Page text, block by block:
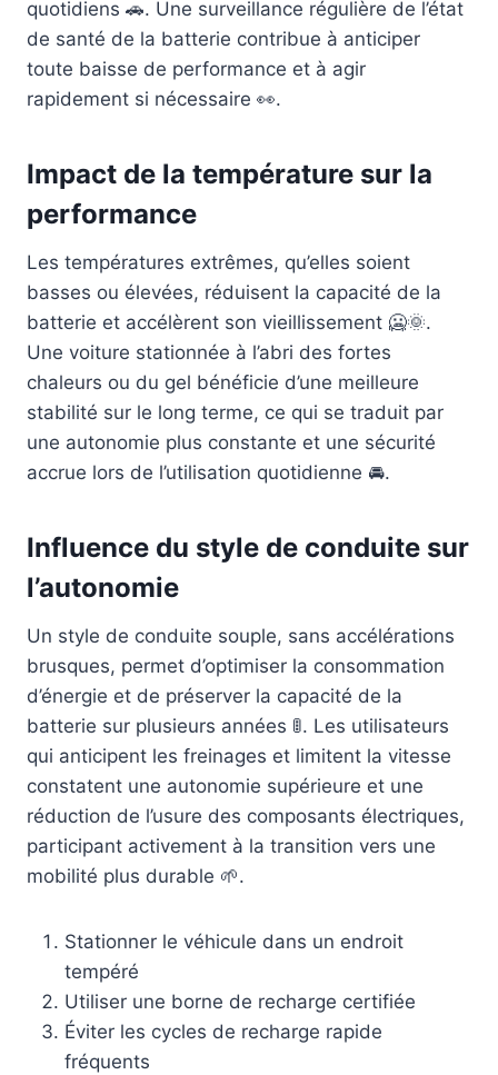
quotidiens 🚗. Une surveillance régulière de l’état
de santé de la batterie contribue à anticiper
toute baisse de performance et à agir
rapidement si nécessaire 👀.
Impact de la température sur la
performance
Les températures extrêmes, qu’elles soient
basses ou élevées, réduisent la capacité de la
batterie et accélèrent son vieillissement 🥶🌞.
Une voiture stationnée à l’abri des fortes
chaleurs ou du gel bénéficie d’une meilleure
stabilité sur le long terme, ce qui se traduit par
une autonomie plus constante et une sécurité
accrue lors de l’utilisation quotidienne 🚘.
Influence du style de conduite sur
l’autonomie
Un style de conduite souple, sans accélérations
brusques, permet d’optimiser la consommation
d’énergie et de préserver la capacité de la
batterie sur plusieurs années 🚦. Les utilisateurs
qui anticipent les freinages et limitent la vitesse
constatent une autonomie supérieure et une
réduction de l’usure des composants électriques,
participant activement à la transition vers une
mobilité plus durable 🌱.
Stationner le véhicule dans un endroit
tempéré
Utiliser une borne de recharge certifiée
Éviter les cycles de recharge rapide
fréquents